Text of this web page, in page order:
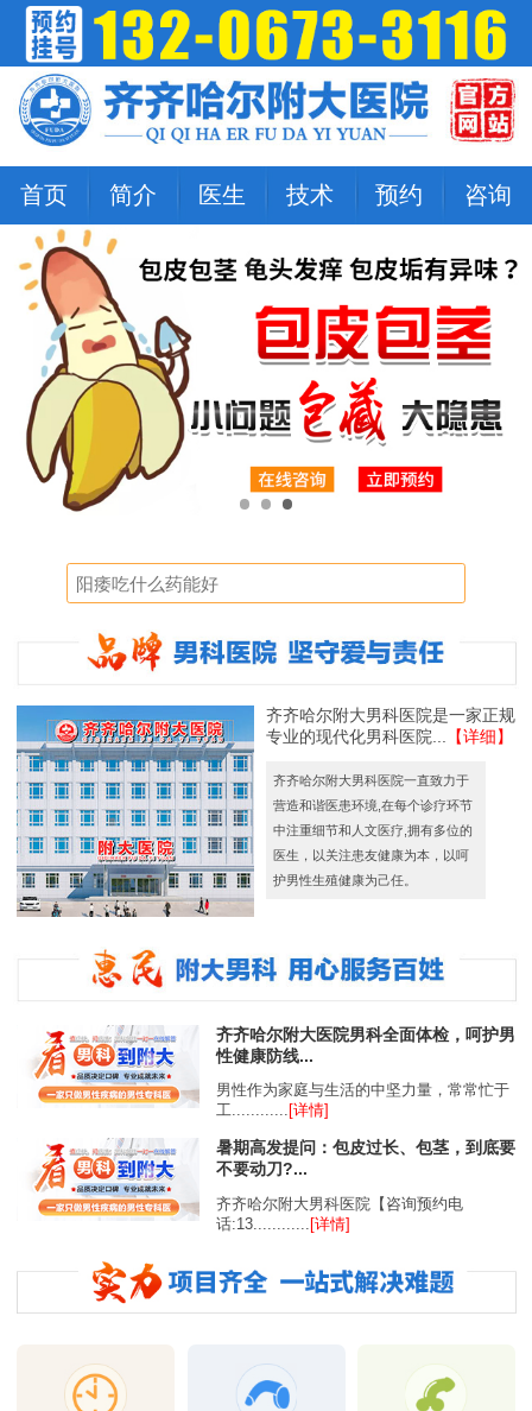
首页 简介 医生 技术 预约 咨询
齐齐哈尔附大男科医院是一家正规
专业的现代化男科医院...
【详细】
齐齐哈尔附大男科医院一直致力于
营造和谐医患环境,在每个诊疗环节
中注重细节和人文医疗,拥有多位的
医生，以关注患友健康为本，以呵
护男性生殖健康为己任。
齐齐哈尔附大医院男科全面体检，呵护男
性健康防线...
男性作为家庭与生活的中坚力量，常常忙于
工............ [详情]
暑期高发提问：包皮过长、包茎，到底要
不要动刀?...
齐齐哈尔附大男科医院【咨询预约电
话:13............
[详情]